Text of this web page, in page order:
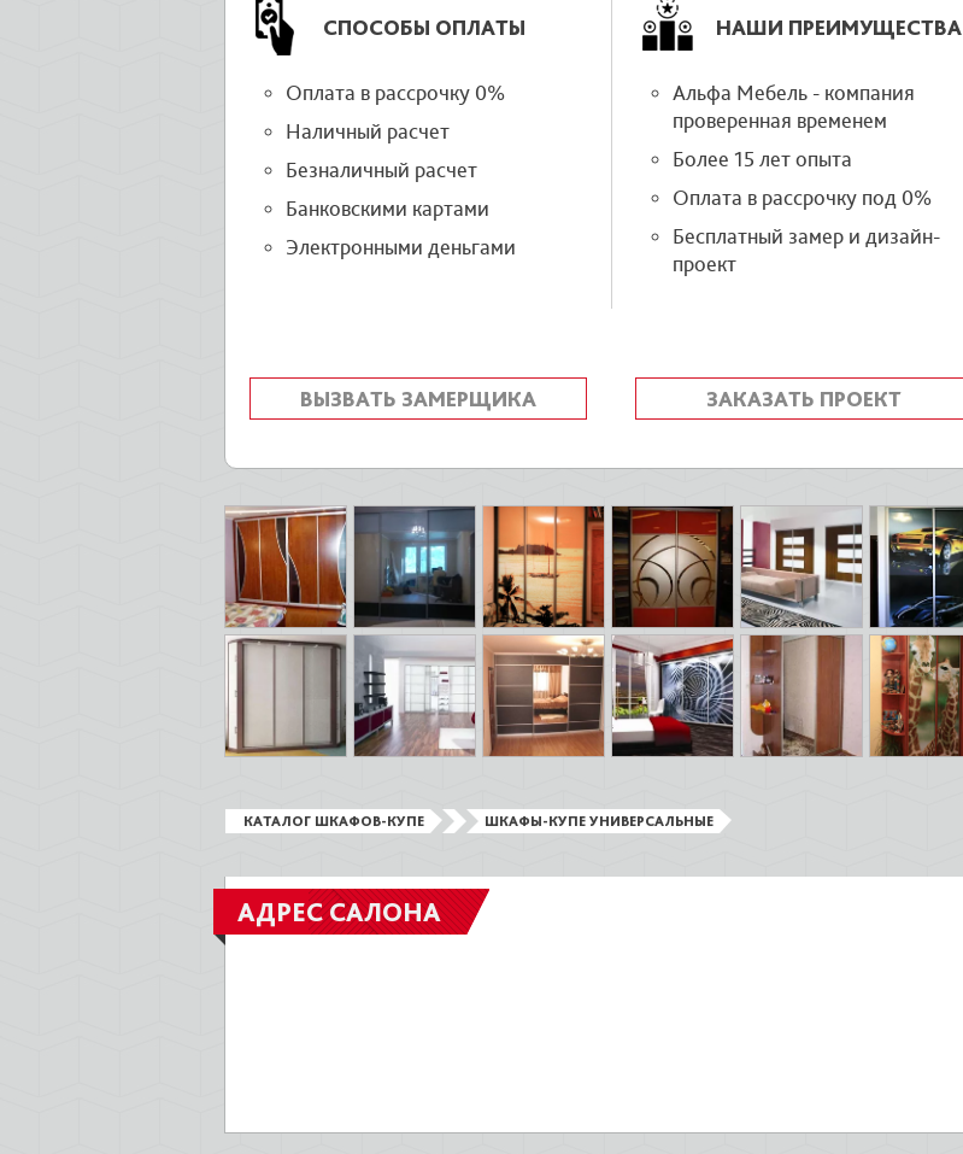
СПОСОБЫ ОПЛАТЫ
Оплата в рассрочку 0%
Наличный расчет
Безналичный расчет
Банковскими картами
Электронными деньгами
НАШИ ПРЕИМУЩЕСТВА
Альфа Мебель - компания
проверенная временем
Более 15 лет опыта
Оплата в рассрочку под 0%
Бесплатный замер и дизайн-
проект
ВЫЗВАТЬ ЗАМЕРЩИКА ЗАКАЗАТЬ ПРОЕКТ
КАТАЛОГ ШКАФОВ-КУПЕ ШКАФЫ-КУПЕ УНИВЕРСАЛЬНЫЕ
АДРЕС САЛОНА